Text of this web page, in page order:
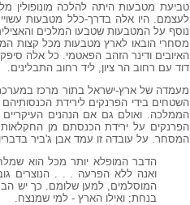
טביעת מטבעות היתה להלכה מונופולין
לעצמם. היו אלה בדרך-כלל מטבעות
נוסף על המטבעות שטבעו המלכים
מסחרי הובאו לארץ מטבעות מכל קצות
האיובים ודינר הזהב הפאטמי. כל אלה
דוד עם רחוב הר ציון, ליד רחוב התבלינים.
מעמדה של ארץ-ישראל בתור מרכז
השטחים בידי הפרנקים לירידת
הממלכה. ואולם גם אם הנהנים העיקריים
הפרנקים על ירידת הכנסתם מן
המסחר. על עובדה זו עמד אבן ג'ביר
הדבר המופלא יותר מכל הוא
ואנה ללא הפרעה . . . הנוצרים
המוסלמים, למען שלומם. כך יש
בנחת; ואילו הארץ - למי שמנצח.